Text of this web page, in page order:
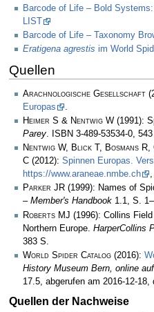
Barcode of Life – Bold
LIST
Barcode of Life – Taxonomy
Eratigena agrestis im World
Quellen
Arachnologische Gesellschaft
Europas
Heimer S & Nentwig W (1991):
Parey. ISBN 3-489-53534-0,
Nentwig W, Blick T, Bosmans
C (2012): Spinnen Europas.
https://www.araneae.nmbe.ch
Parker JR (1999): Names of
– Member's Handbook 1.1, S.
Roberts MJ (1996): Collins
Northern Europe. HarperCollins
383 S.
World Spider Catalog (2016):
History Museum Bern, online auf
17.5, abgerufen am 2016-12-18,
Quellen der Nachweise